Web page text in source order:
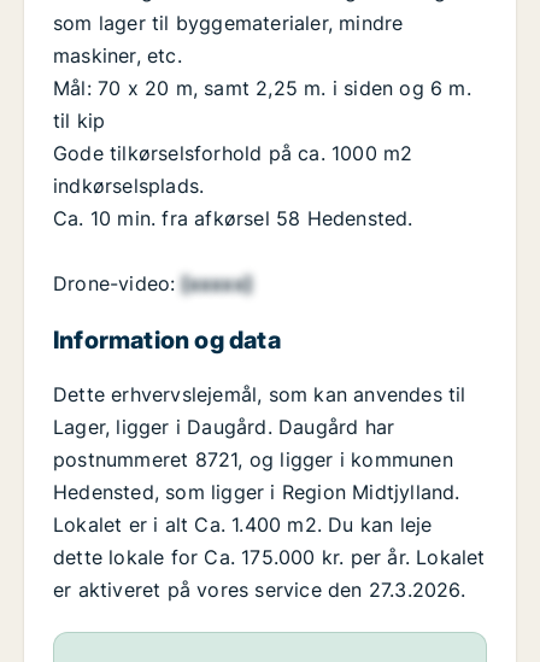
som lager til byggematerialer, mindre
maskiner, etc.
Mål: 70 x 20 m, samt 2,25 m. i siden og 6 m.
til kip
Gode tilkørselsforhold på ca. 1000 m2
indkørselsplads.
Ca. 10 min. fra afkørsel 58 Hedensted.
Drone-video:[xxxxx]
Information og data
Dette erhvervslejemål, som kan anvendes til
Lager, ligger i Daugård. Daugård har
postnummeret 8721, og ligger i kommunen
Hedensted, som ligger i Region Midtjylland.
Lokalet er i alt Ca. 1.400 m2. Du kan leje
dette lokale for Ca. 175.000 kr. per år. Lokalet
er aktiveret på vores service den 27.3.2026.